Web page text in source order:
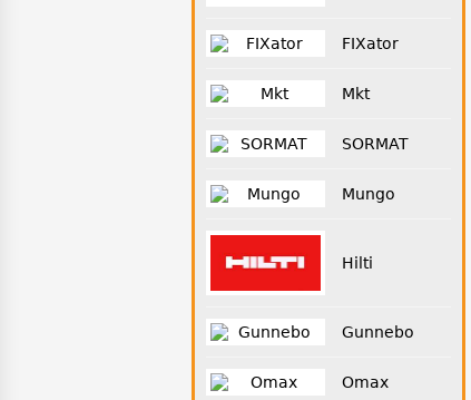
FIXator
Mkt
SORMAT
Mungo
Hilti
Gunnebo
Omax